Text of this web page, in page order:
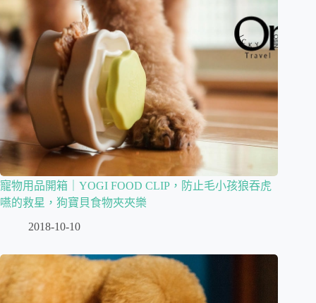
寵物用品開箱｜YOGI FOOD CLIP，防止毛小孩狼吞虎
嚥的救星，狗寶貝食物夾夾樂
2018-10-10